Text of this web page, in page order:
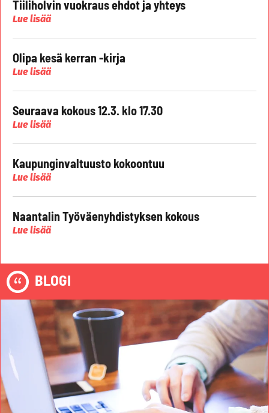
Tiiliholvin vuokraus ehdot ja yhteys
Lue lisää
Olipa kesä kerran -kirja
Lue lisää
Seuraava kokous 12.3. klo 17.30
Lue lisää
Kaupunginvaltuusto kokoontuu
Lue lisää
Naantalin Työväenyhdistyksen kokous
Lue lisää
BLOGI